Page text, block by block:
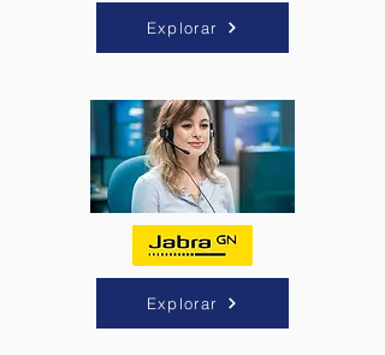
Explorar
Explorar